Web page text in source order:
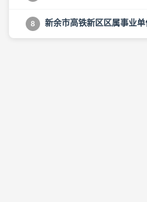
8 新余市高铁新区区属事业